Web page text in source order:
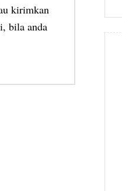
kirimkan
bila anda